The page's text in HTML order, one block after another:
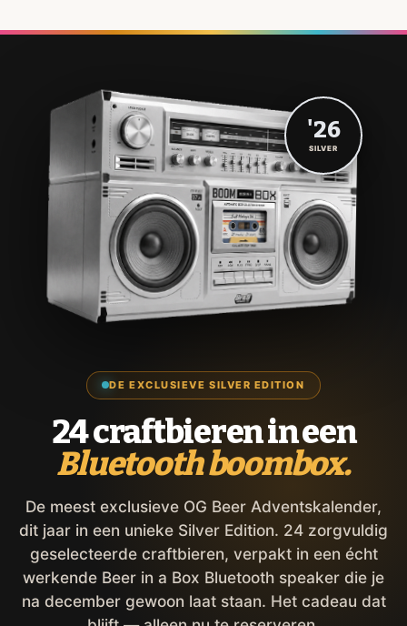
DE EXCLUSIEVE SILVER EDITION
24 craftbieren in een
Bluetooth boombox.
De meest exclusieve OG Beer Adventskalender,
dit jaar in een unieke Silver Edition. 24 zorgvuldig
geselecteerde craftbieren, verpakt in een écht
werkende Beer in a Box Bluetooth speaker die je
na december gewoon laat staan. Het cadeau dat
'26
SILVER